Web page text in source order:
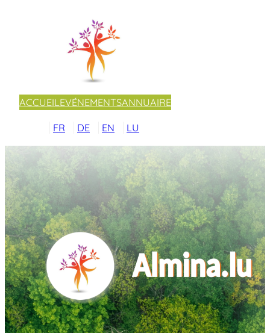
ACCUEILEVÉNEMENTSANNUAIRE
FR DE EN LU